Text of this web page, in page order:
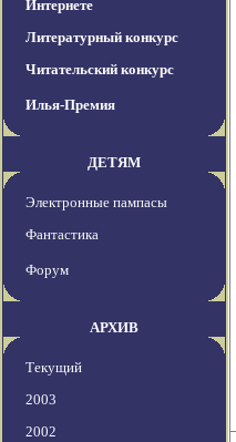
Интернете
Литературный конкурс
Читательский конкурс
Илья-Премия
ДЕТЯМ
Электронные пампасы
Фантастика
Форум
АРХИВ
Текущий
2003
2002